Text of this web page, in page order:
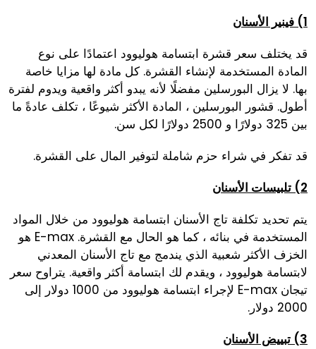
1) فينير الأسنان
قد يختلف سعر قشرة ابتسامة هوليوود اعتمادًا على نوع
المادة المستخدمة لإنشاء القشرة. كل مادة لها مزايا خاصة
بها. لا يزال البورسلين مفضلًا لأنه يبدو أكثر واقعية ويدوم لفترة
أطول. قشور البورسلين ، المادة الأكثر شيوعًا ، تكلف عادةً ما
بين 325 دولارًا و 2500 دولارًا لكل سن.
قد تفكر في شراء حزم شاملة لتوفير المال على القشرة.
2) تلبيسات الأسنان
يتم تحديد تكلفة تاج الأسنان ابتسامة هوليوود من خلال المواد
المستخدمة في بنائه ، كما هو الحال مع القشرة. E-max هو
الخزف الأكثر شعبية الذي يندمج مع تاج الأسنان المعدني
لابتسامة هوليوود ، ويقدم لك ابتسامة أكثر واقعية. يتراوح سعر
تيجان E-max لإجراء ابتسامة هوليوود من 1000 دولار إلى
2000 دولار.
3) تبييض الأسنان